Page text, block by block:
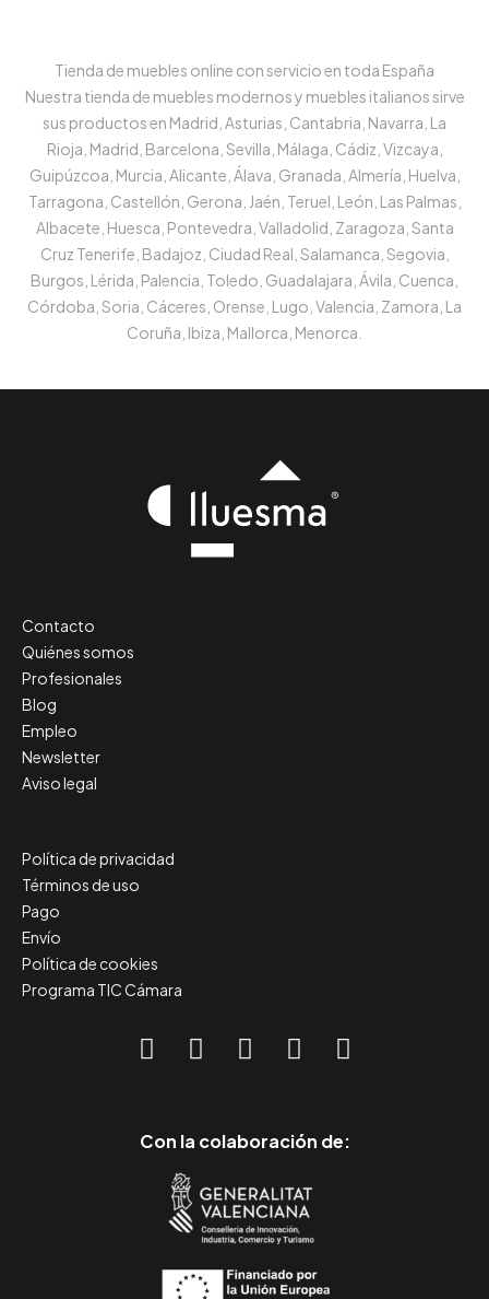
Tienda de muebles online con servicio en toda España
Nuestra tienda de muebles modernos y muebles italianos sirve
sus productos en Madrid, Asturias, Cantabria, Navarra, La
Rioja, Madrid, Barcelona, Sevilla, Málaga, Cádiz, Vizcaya,
Guipúzcoa, Murcia, Alicante, Álava, Granada, Almería, Huelva,
Tarragona, Castellón, Gerona, Jaén, Teruel, León, Las Palmas,
Albacete, Huesca, Pontevedra, Valladolid, Zaragoza, Santa
Cruz Tenerife, Badajoz, Ciudad Real, Salamanca, Segovia,
Burgos, Lérida, Palencia, Toledo, Guadalajara, Ávila, Cuenca,
Córdoba, Soria, Cáceres, Orense, Lugo, Valencia, Zamora, La
Coruña, Ibiza, Mallorca, Menorca.
Contacto
Quiénes somos
Profesionales
Blog
Empleo
Newsletter
Aviso legal
Política de privacidad
Términos de uso
Pago
Envío
Política de cookies
Programa TIC Cámara
Con la colaboración de: